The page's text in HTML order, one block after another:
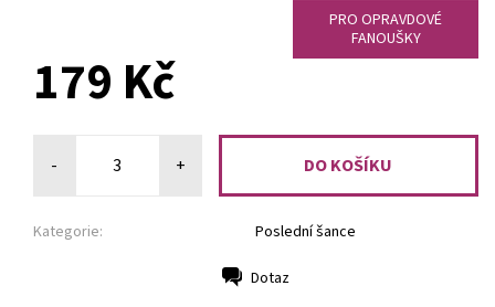
PRO OPRAVDOVÉ
FANOUŠKY
179 Kč
- +
Kategorie: Poslední šance
Dotaz